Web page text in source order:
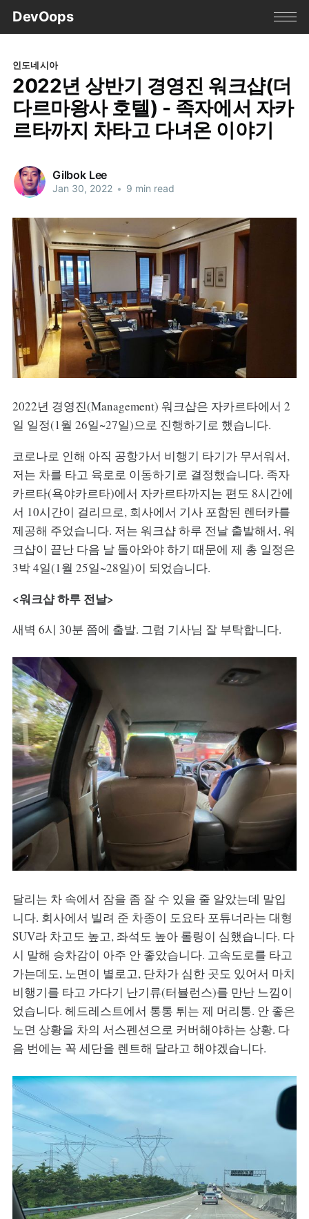
DevOops
인도네시아
2022년 상반기 경영진 워크샵(더
다르마왕사 호텔) - 족자에서 자카
르타까지 차타고 다녀온 이야기
Gilbok Lee
Jan 30, 2022 • 9 min read
2022년 경영진(Management) 워크샵은 자카르타에서 2
일 일정(1월 26일~27일)으로 진행하기로 했습니다.
코로나로 인해 아직 공항가서 비행기 타기가 무서워서,
저는 차를 타고 육로로 이동하기로 결정했습니다. 족자
카르타(욕야카르타)에서 자카르타까지는 편도 8시간에
서 10시간이 걸리므로, 회사에서 기사 포함된 렌터카를
제공해 주었습니다. 저는 워크샵 하루 전날 출발해서, 워
크샵이 끝난 다음 날 돌아와야 하기 때문에 제 총 일정은
3박 4일(1월 25일~28일)이 되었습니다.
<워크샵 하루 전날>
새벽 6시 30분 쯤에 출발. 그럼 기사님 잘 부탁합니다.
달리는 차 속에서 잠을 좀 잘 수 있을 줄 알았는데 말입
니다. 회사에서 빌려 준 차종이 도요타 포튜너라는 대형
SUV라 차고도 높고, 좌석도 높아 롤링이 심했습니다. 다
시 말해 승차감이 아주 안 좋았습니다. 고속도로를 타고
가는데도, 노면이 별로고, 단차가 심한 곳도 있어서 마치
비행기를 타고 가다기 난기류(터뷸런스)를 만난 느낌이
었습니다. 헤드레스트에서 통통 튀는 제 머리통. 안 좋은
노면 상황을 차의 서스펜션으로 커버해야하는 상황. 다
음 번에는 꼭 세단을 렌트해 달라고 해야겠습니다.